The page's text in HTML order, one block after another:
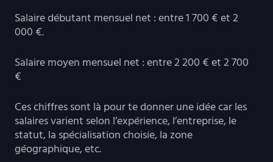
Salaire débutant mensuel net : entre 1 700 € et 2
000 €.
Salaire moyen mensuel net : entre 2 200 € et 2 700
€
Ces chiffres sont là pour te donner une idée car les
salaires varient selon l’expérience, l’entreprise, le
statut, la spécialisation choisie, la zone
géographique, etc.